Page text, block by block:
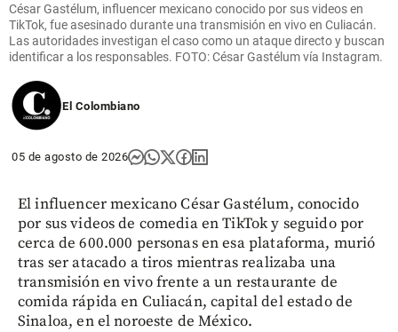
César Gastélum, influencer mexicano conocido por sus videos en
TikTok, fue asesinado durante una transmisión en vivo en Culiacán.
Las autoridades investigan el caso como un ataque directo y buscan
identificar a los responsables. FOTO: César Gastélum vía Instagram.
El Colombiano
05 de agosto de 2026
El influencer mexicano César Gastélum, conocido
por sus videos de comedia en TikTok y seguido por
cerca de 600.000 personas en esa plataforma, murió
tras ser atacado a tiros mientras realizaba una
transmisión en vivo frente a un restaurante de
comida rápida en Culiacán, capital del estado de
Sinaloa, en el noroeste de México.